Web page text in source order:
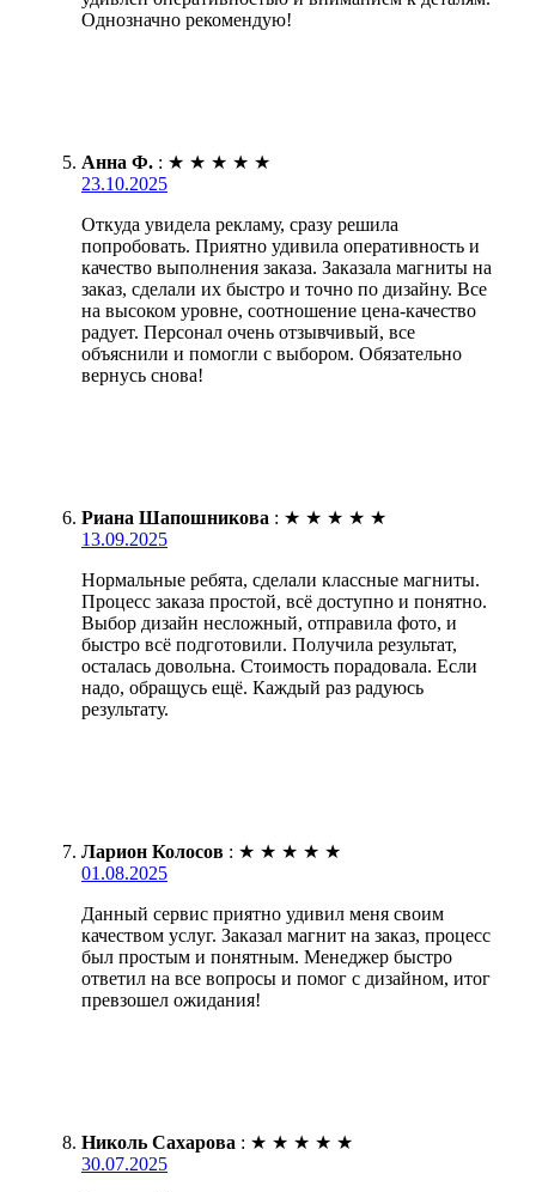
Однозначно рекомендую!
Анна Ф. : ★ ★ ★ ★ ★
23.10.2025
Откуда увидела рекламу, сразу решила
попробовать. Приятно удивила оперативность и
качество выполнения заказа. Заказала магниты на
заказ, сделали их быстро и точно по дизайну. Все
на высоком уровне, соотношение цена-качество
радует. Персонал очень отзывчивый, все
объяснили и помогли с выбором. Обязательно
вернусь снова!
Риана Шапошникова : ★ ★ ★ ★ ★
13.09.2025
Нормальные ребята, сделали классные магниты.
Процесс заказа простой, всё доступно и понятно.
Выбор дизайн несложный, отправила фото, и
быстро всё подготовили. Получила результат,
осталась довольна. Стоимость порадовала. Если
надо, обращусь ещё. Каждый раз радуюсь
результату.
Ларион Колосов : ★ ★ ★ ★ ★
01.08.2025
Данный сервис приятно удивил меня своим
качеством услуг. Заказал магнит на заказ, процесс
был простым и понятным. Менеджер быстро
ответил на все вопросы и помог с дизайном, итог
превзошел ожидания!
Николь Сахарова : ★ ★ ★ ★ ★
30.07.2025